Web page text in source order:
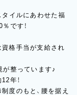
タイルにあわせた福
です！
格手当が支給され
整っています♪
年！
度のもと、腰を据え